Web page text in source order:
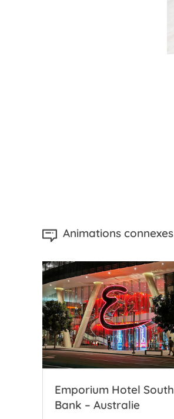
Animations connexes
Emporium Hotel South
Bank – Australie